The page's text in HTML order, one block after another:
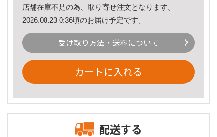
店舗在庫不足の為、取り寄せ注文となります。
2026.08.23 0:36頃のお届け予定です。
受け取り方法・送料について
カートに入れる
配送する